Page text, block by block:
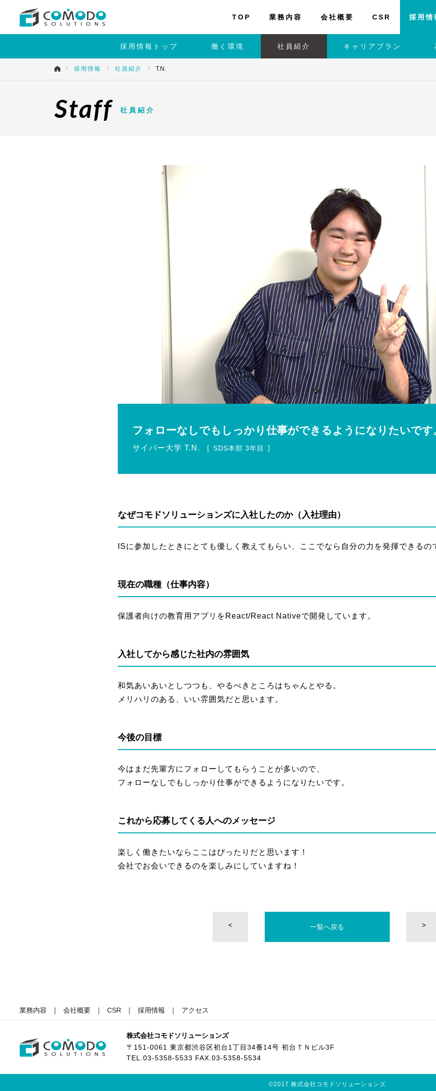
TOP 業務内容 会社概要 CSR 採用情
採用情報トップ 働く環境 社員紹介 キャリアプラン
採用情報 社員紹介 T.N.
Staff 社員紹介
フォローなしでもしっかり仕事ができるようになりたいです
サイバー大学 T.N. ［ SDS本部 3年目 ］
なぜコモドソリューションズに入社したのか（入社理由）
ISに参加したときにとても優しく教えてもらい、ここでなら自分の力を発揮できるの
現在の職種（仕事内容）
保護者向けの教育用アプリをReact/React Nativeで開発しています。
入社してから感じた社内の雰囲気
和気あいあいとしつつも、やるべきところはちゃんとやる。
メリハリのある、いい雰囲気だと思います。
今後の目標
今はまだ先輩方にフォローしてもらうことが多いので、
フォローなしでもしっかり仕事ができるようになりたいです。
これから応募してくる人へのメッセージ
楽しく働きたいならここはぴったりだと思います！
会社でお会いできるのを楽しみにしていますね！
< 一覧へ戻る >
業務内容 会社概要 CSR 採用情報 アクセス
株式会社コモドソリューションズ
〒151-0061 東京都渋谷区初台1丁目34番14号 初台ＴＮビル3F
TEL. 03-5358-5533 FAX.03-5358-5534
©2017 株式会社コモドソリューションズ